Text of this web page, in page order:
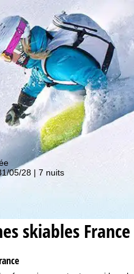
nos promos !
05/28 | 7 nuits
skiables France